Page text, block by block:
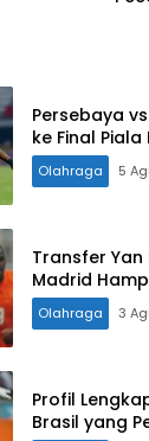
Persebaya
ke Final
Olahraga 5
Transfer Yan
Madrid
Olahraga 3
Profil
Brasil yang